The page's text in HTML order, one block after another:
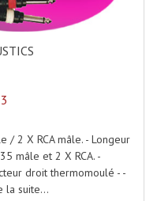
/ 2 X RCA mâle. - Longeur
mâle et 2 X RCA. -
droit thermomoulé - -
la suite...